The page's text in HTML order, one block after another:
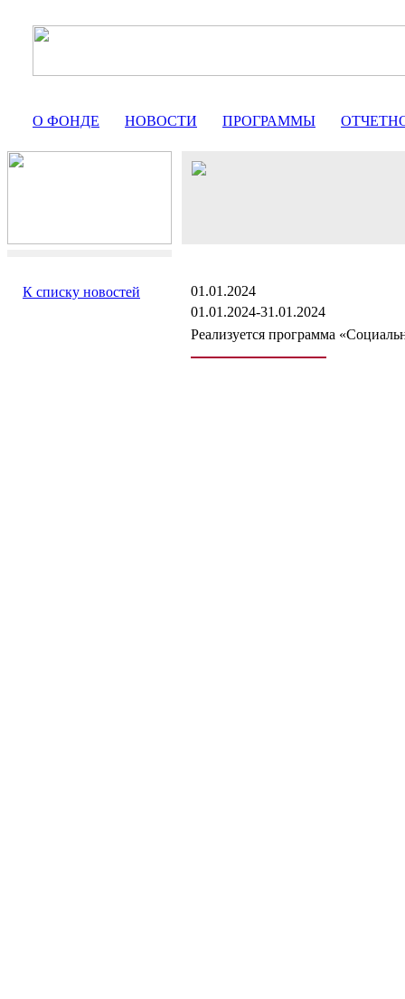
О ФОНДЕ НОВОСТИ ПРОГРАММЫ
К списку новостей
01.01.2024
01.01.2024-31.01.2024
Реализуется программа